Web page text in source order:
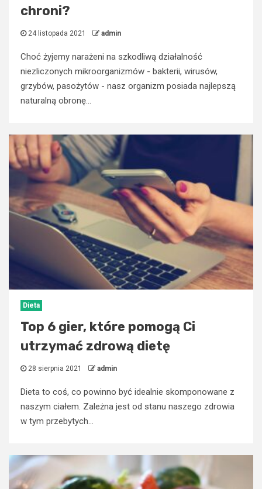
chroni?
24 listopada 2021 admin
Choć żyjemy narażeni na szkodliwą działalność
niezliczonych mikroorganizmów - bakterii, wirusów,
grzybów, pasożytów - nasz organizm posiada najlepszą
naturalną obronę...
Dieta
Top 6 gier, które pomogą Ci
utrzymać zdrową dietę
28 sierpnia 2021 admin
Dieta to coś, co powinno być idealnie skomponowane z
naszym ciałem. Zależna jest od stanu naszego zdrowia
w tym przebytych...